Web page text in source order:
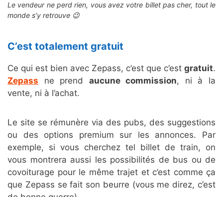
Le vendeur ne perd rien, vous avez votre billet pas cher, tout le
monde s’y retrouve 😉
C’est totalement gratuit
Ce qui est bien avec Zepass, c’est que c’est gratuit.
Zepass ne prend aucune commission, ni à la
vente, ni à l’achat.
Le site se rémunère via des pubs, des suggestions
ou des options premium sur les annonces. Par
exemple, si vous cherchez tel billet de train, on
vous montrera aussi les possibilités de bus ou de
covoiturage pour le même trajet et c’est comme ça
que Zepass se fait son beurre (vous me direz, c’est